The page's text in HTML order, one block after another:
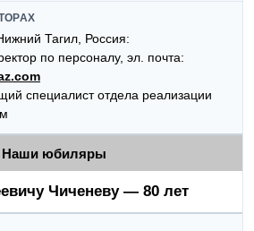
Тагил, Россия:
по персоналу, эл. почта:
специалист отдела реализации
Наши юбиляры
Чиченеву — 80 лет